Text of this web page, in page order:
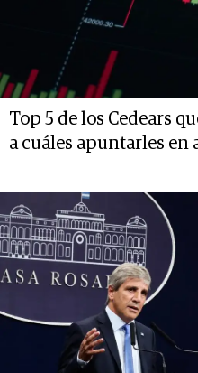
Top 5 de los Cedears
a cuáles apuntarles en